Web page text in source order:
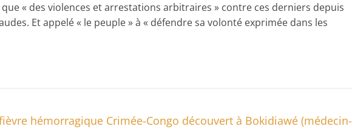
« des violences et arrestations arbitraires » contre ces derniers depuis
Et appelé « le peuple » à « défendre sa volonté exprimée dans les
hémorragique Crimée-Congo découvert à Bokidiawé (médecin-